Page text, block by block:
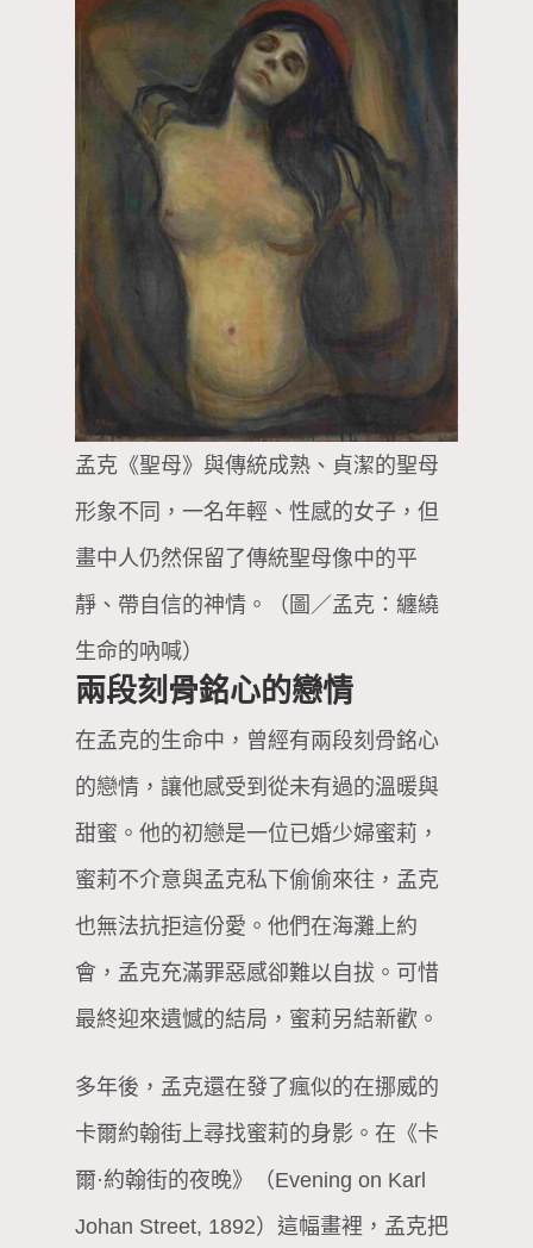
孟克《聖母》與傳統成熟、貞潔的聖母
形象不同，一名年輕、性感的女子，但
畫中人仍然保留了傳統聖母像中的平
靜、帶自信的神情。（圖／孟克：纏繞
生命的吶喊）
兩段刻骨銘心的戀情
在孟克的生命中，曾經有兩段刻骨銘心
的戀情，讓他感受到從未有過的溫暖與
甜蜜。他的初戀是一位已婚少婦蜜莉，
蜜莉不介意與孟克私下偷偷來往，孟克
也無法抗拒這份愛。他們在海灘上約
會，孟克充滿罪惡感卻難以自拔。可惜
最終迎來遺憾的結局，蜜莉另結新歡。
多年後，孟克還在發了瘋似的在挪威的
卡爾約翰街上尋找蜜莉的身影。在《卡
爾·約翰街的夜晚》（Evening on Karl
Johan Street, 1892）這幅畫裡，孟克把